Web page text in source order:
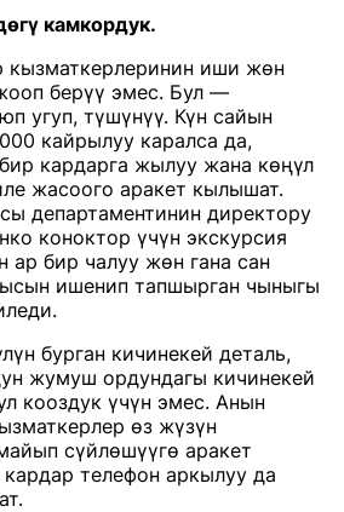
камкордук.
кызматкерлеринин иши жөн
берүү эмес. Бул —
угуп, түшүнүү. Күн сайын
кайрылуу каралса да,
кардарга жылуу жана көңүл
жасоого аракет кылышат.
департаментинин директору
коноктор үчүн экскурсия
ар бир чалуу жөн гана сан
ишенип тапшырган чыныгы
бурган кичинекей деталь,
жумуш ордундагы кичинекей
кооздук үчүн эмес. Анын
өз жүзүн
сүйлөшүүгө аракет
телефон аркылуу да